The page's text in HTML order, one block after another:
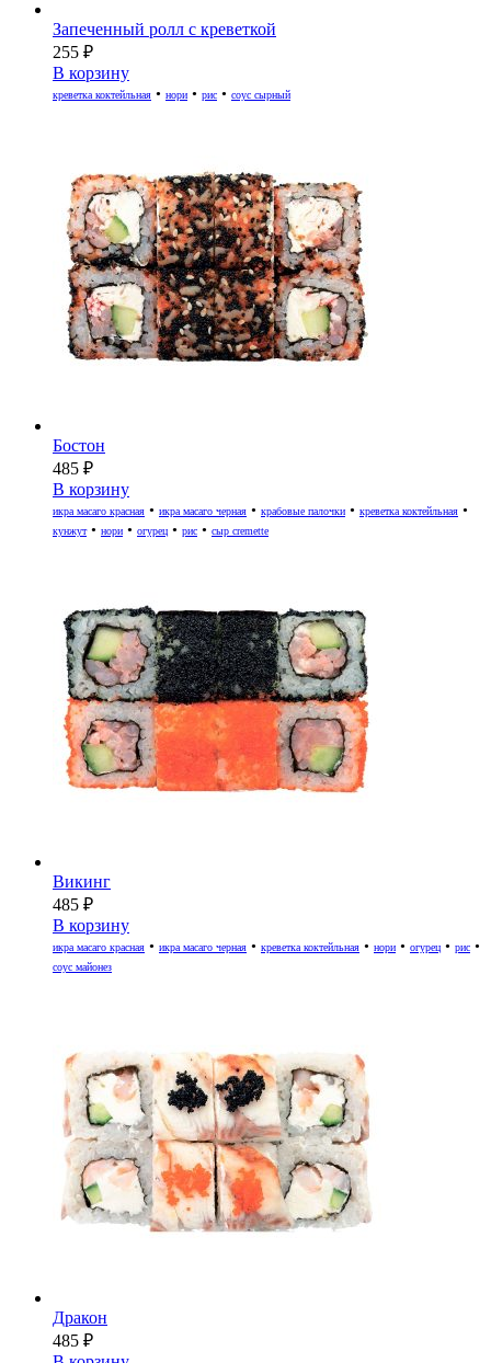
Запеченный ролл с креветкой
255 ₽
В корзину
креветка коктейльная • нори • рис • соус сырный
Бостон
485 ₽
В корзину
икра масаго красная • икра масаго черная • крабовые палочки • креветка коктейльная •
кунжут • нори • огурец • рис • сыр cremette
Викинг
485 ₽
В корзину
икра масаго красная • икра масаго черная • креветка коктейльная • нори • огурец • рис •
соус майонез
Дракон
485 ₽